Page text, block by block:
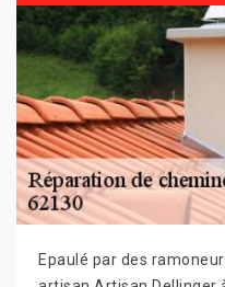
Epaulé par des